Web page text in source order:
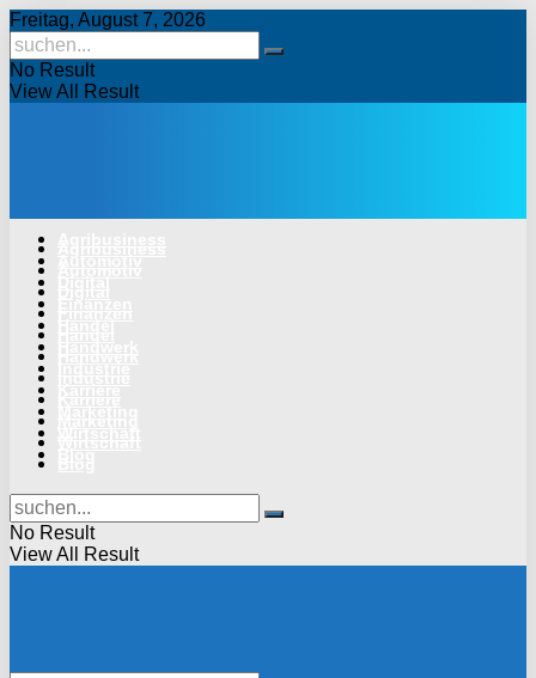
Freitag, August 7, 2026
No Result
View All Result
No Result
View All Result